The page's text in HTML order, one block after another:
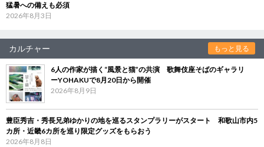
猛暑への備えも必須
2026年8月3日
カルチャー もっと見る
6人の作家が描く“風景と猫”の共演 歌舞伎座そばのギャラリ
ーYOHAKUで8月20日から開催
2026年8月9日
豊臣秀吉・秀長兄弟ゆかりの地を巡るスタンプラリーがスタート 和歌山市内5
カ所・近畿6カ所を巡り限定グッズをもらおう
2026年8月8日